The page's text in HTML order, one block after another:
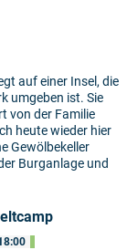
auf einer Insel, die
umgeben ist. Sie
von der Familie
heute wieder hier
Gewölbekeller
Burganlage und